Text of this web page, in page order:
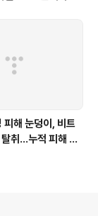
피해 눈덩이, 비트
취…누적 피해 89